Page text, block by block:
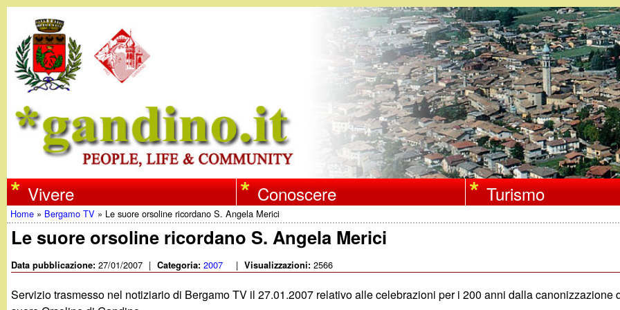
Salta
al
contenuto
principale
w
w
w
.
Vivere Conoscere Turismo
Tu
sei
qui
Home » Bergamo TV » Le suore orsoline ricordano S. Angela Merici
Le suore orsoline ricordano S. Angela Merici
Data pubblicazione:27/01/2007 | Categoria:2007 | Visualizzazioni:2566
Servizio trasmesso nel notiziario di Bergamo TV il 27.01.2007 relativo alle celebrazioni per i 200 anni dalla canonizzazione